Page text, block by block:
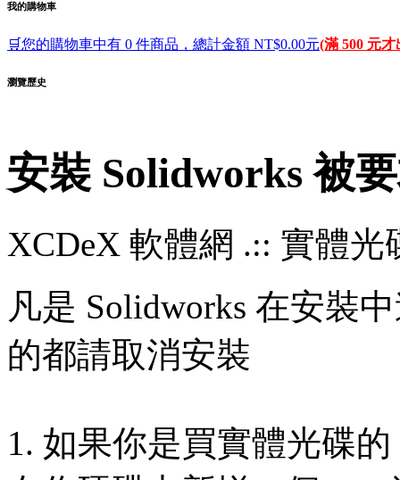
我的購物車
🛒您的購物車中有 0 件商品，總計金額 NT$0.00元(滿 500 元才
瀏覽歷史
安裝 Solidworks 被
XCDeX 軟體網 .:: 實體
凡是 Solidworks 在安裝
的都請取消安裝
1. 如果你是買實體光碟的